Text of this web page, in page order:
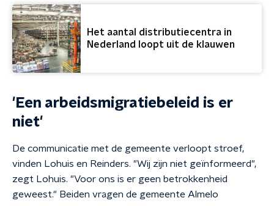
Het aantal distributiecentra in
Nederland loopt uit de klauwen
'Een arbeidsmigratiebeleid is er
niet'
De communicatie met de gemeente verloopt stroef,
vinden Lohuis en Reinders. "Wij zijn niet geïnformeerd",
zegt Lohuis. "Voor ons is er geen betrokkenheid
geweest." Beiden vragen de gemeente Almelo